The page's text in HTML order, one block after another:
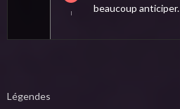
beaucoup anticiper.
Légendes